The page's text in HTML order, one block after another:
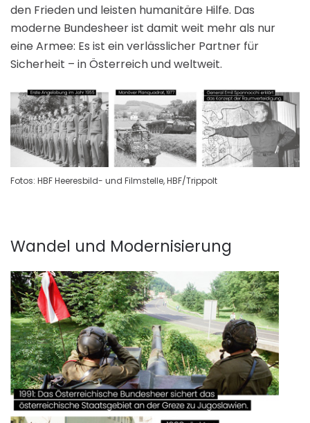
den Frieden und leisten humanitäre Hilfe. Das
moderne Bundesheer ist damit weit mehr als nur
eine Armee: Es ist ein verlässlicher Partner für
Sicherheit – in Österreich und weltweit.
Fotos: HBF Heeresbild- und Filmstelle, HBF/Trippolt
Wandel und Modernisierung